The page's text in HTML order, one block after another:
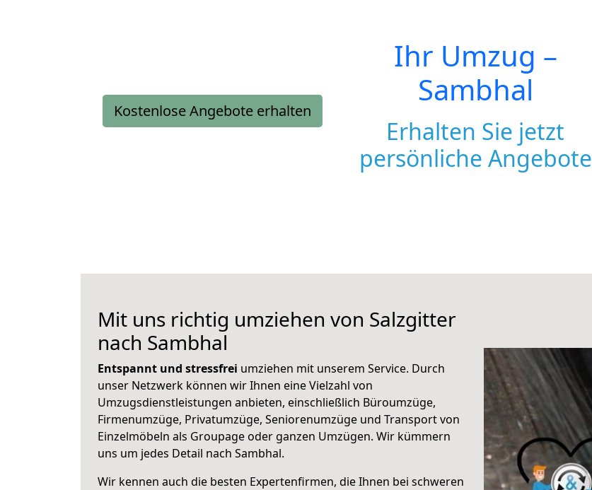
Kostenlose Angebote erhalten
Ihr Umzug –
Sambhal
Erhalten Sie jetzt
persönliche Angebote
Mit uns richtig umziehen von Salzgitter
nach Sambhal
Entspannt und stressfrei umziehen mit unserem Service. Durch
unser Netzwerk können wir Ihnen eine Vielzahl von
Umzugsdienstleistungen anbieten, einschließlich Büroumzüge,
Firmenumzüge, Privatumzüge, Seniorenumzüge und Transport von
Einzelmöbeln als Groupage oder ganzen Umzügen. Wir kümmern
uns um jedes Detail nach Sambhal.
Wir kennen auch die besten Expertenfirmen, die Ihnen bei schweren